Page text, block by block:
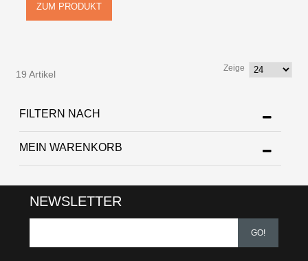
ZUM PRODUKT
19 Artikel
Zeige
FILTERN NACH
MEIN WARENKORB
NEWSLETTER
GO!